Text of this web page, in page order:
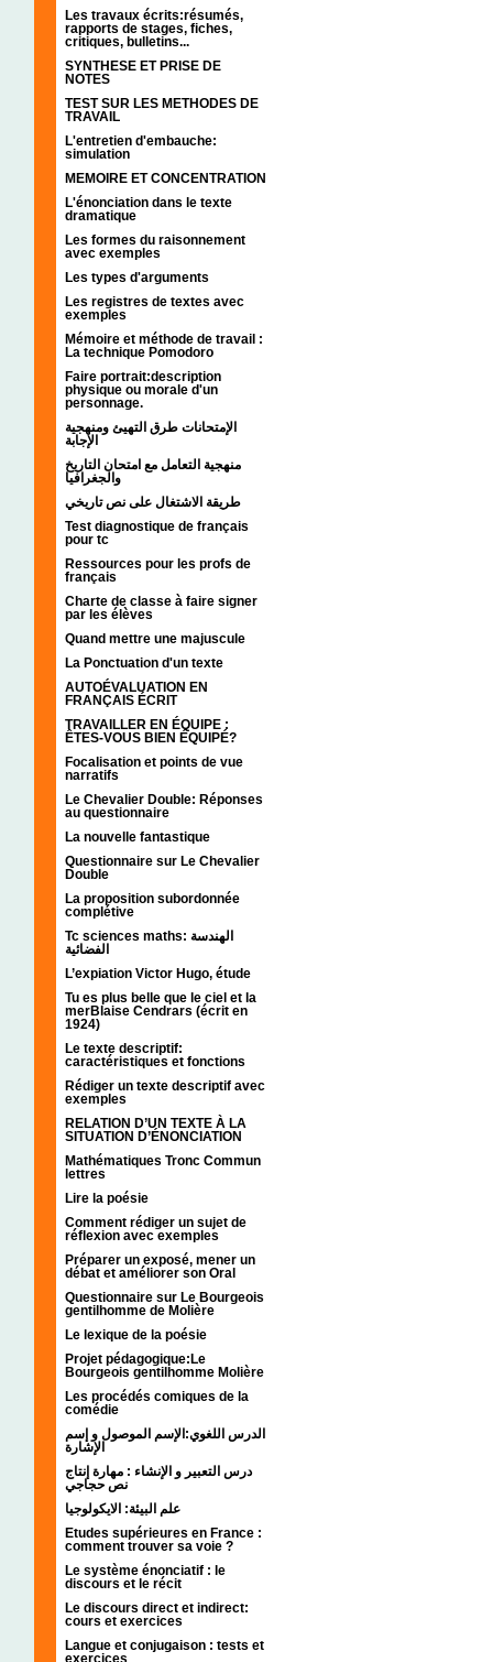
Les travaux écrits:résumés,
rapports de stages, fiches,
critiques, bulletins...
SYNTHESE ET PRISE DE
NOTES
TEST SUR LES METHODES DE
TRAVAIL
L'entretien d'embauche:
simulation
MEMOIRE ET CONCENTRATION
L'énonciation dans le texte
dramatique
Les formes du raisonnement
avec exemples
Les types d'arguments
Les registres de textes avec
exemples
Mémoire et méthode de travail :
La technique Pomodoro
Faire portrait:description
physique ou morale d'un
personnage.
الإمتحانات طرق التهيئ ومنهجية
الإجابة
منهجية التعامل مع امتحان التاريخ
والجغرافيا
طريقة الاشتغال على نص تاريخي
Test diagnostique de français
pour tc
Ressources pour les profs de
français
Charte de classe à faire signer
par les élèves
Quand mettre une majuscule
La Ponctuation d'un texte
AUTOÉVALUATION EN
FRANÇAIS ÉCRIT
TRAVAILLER EN ÉQUIPE :
ÊTES-VOUS BIEN ÉQUIPÉ?
Focalisation et points de vue
narratifs
Le Chevalier Double: Réponses
au questionnaire
La nouvelle fantastique
Questionnaire sur Le Chevalier
Double
La proposition subordonnée
complétive
Tc sciences maths: الهندسة
الفضائية
L’expiation Victor Hugo, étude
Tu es plus belle que le ciel et la
merBlaise Cendrars (écrit en
1924)
Le texte descriptif:
caractéristiques et fonctions
Rédiger un texte descriptif avec
exemples
RELATION D’UN TEXTE À LA
SITUATION D’ÉNONCIATION
Mathématiques Tronc Commun
lettres
Lire la poésie
Comment rédiger un sujet de
réflexion avec exemples
Préparer un exposé, mener un
débat et améliorer son Oral
Questionnaire sur Le Bourgeois
gentilhomme de Molière
Le lexique de la poésie
Projet pédagogique:Le
Bourgeois gentilhomme Molière
Les procédés comiques de la
comédie
الدرس اللغوي:الإسم الموصول و إسم
الإشارة
درس التعبير و الإنشاء : مهارة إنتاج
نص حجاجي
علم البيئة: الايكولوجيا
Etudes supérieures en France :
comment trouver sa voie ?
Le système énonciatif : le
discours et le récit
Le discours direct et indirect:
cours et exercices
Langue et conjugaison : tests et
exercices